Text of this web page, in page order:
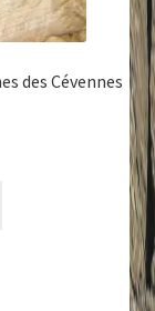
des Cévennes